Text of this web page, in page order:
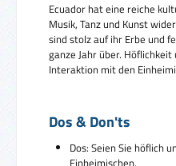
Ecuador hat eine reiche
Musik, Tanz und Kunst
sind stolz auf ihr Erbe und
ganze Jahr über.
Interaktion mit den
Dos & Don'ts
Dos: Seien Sie höflich
Einheimischen.